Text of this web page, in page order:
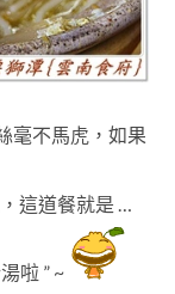
毫不馬虎，如果
，這道餐就是 …
啦 ” ~